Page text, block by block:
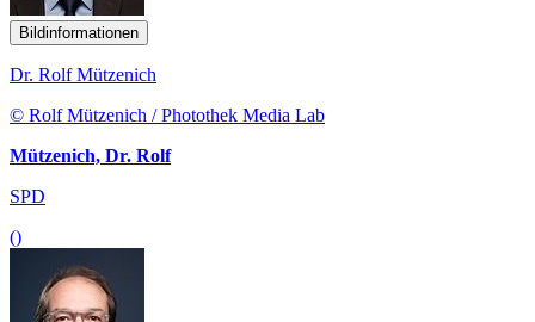
Bildinformationen
Dr. Rolf Mützenich
© Rolf Mützenich / Photothek Media Lab
Mützenich, Dr. Rolf
SPD
()